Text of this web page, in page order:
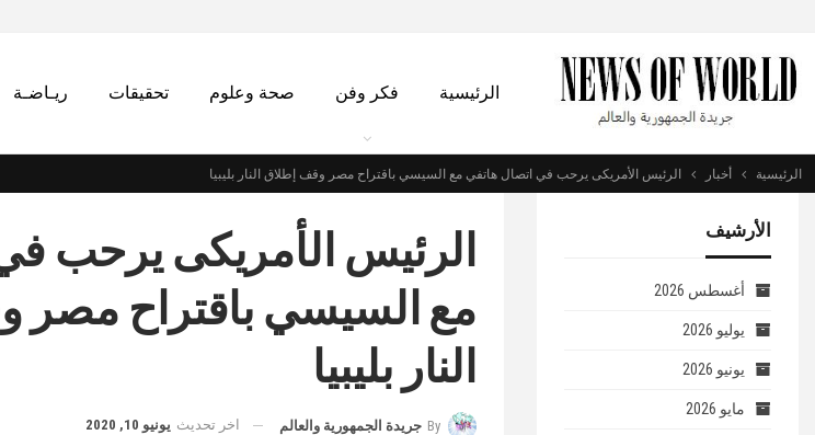
الرئيسية فكر وفن صحة وعلوم تحقيقات ريـاضـة
الرئيسية أخبار الرئيس الأمريكى يرحب في اتصال هاتفي مع السيسي باقتراح مصر وقف إطلاق النار بليبيا
الرئيس الأمريكى يرحب
مع السيسي باقتراح مصر
النار بليبيا
By جريدة الجمهورية والعالم اخر تحديث يونيو 10, 2020
الأرشيف
أغسطس 2026
يوليو 2026
يونيو 2026
مايو 2026